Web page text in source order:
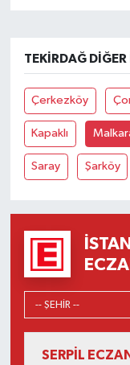
TEKIRDAĞ DIĞER
Çerkezköy
Kapaklı
Saray Şarköy
SERPİL